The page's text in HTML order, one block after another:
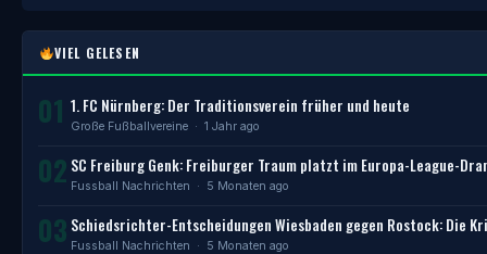
VIEL GELESEN
01 1. FC Nürnberg: Der Traditionsverein früher und heute
Große Fußballvereine · 1 Jahr ago
02 SC Freiburg Genk: Freiburger Traum platzt im Europa-League-
Fussball Nachrichten · 5 Monaten ago
03 Schiedsrichter-Entscheidungen Wiesbaden gegen Rostock: Die
Fussball Nachrichten · 5 Monaten ago